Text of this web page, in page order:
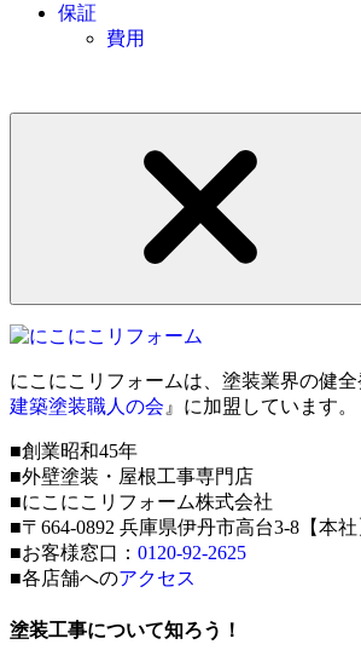
保証
費用
にこにこリフォームは、塗装業界の健
建築塗装職人の会 』に加盟しています。
■創業昭和45年
■外壁塗装・屋根工事専門店
■にこにこリフォーム株式会社
■〒664-0892 兵庫県伊丹市高台3-8【本社
■お客様窓口： 0120-92-2625
■各店舗へのアクセス
塗装工事について知ろう！